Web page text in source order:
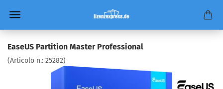
EaseUS Partition Master Professional
(Articolo n.: 25282)